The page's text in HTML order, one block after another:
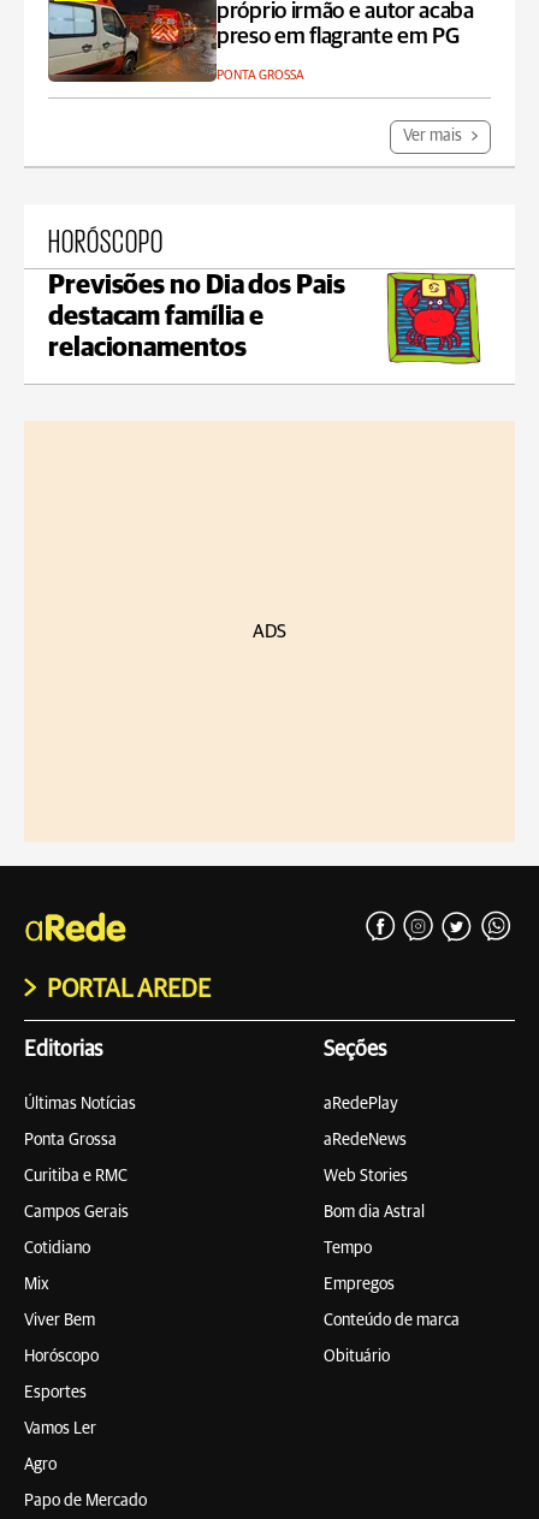
próprio irmão e autor acaba
preso em flagrante em PG
PONTA GROSSA
Ver mais
HORÓSCOPO
Previsões no Dia dos Pais
destacam família e
relacionamentos
ADS
PORTAL AREDE
Editorias
Últimas Notícias
Ponta Grossa
Curitiba e RMC
Campos Gerais
Cotidiano
Mix
Viver Bem
Horóscopo
Esportes
Vamos Ler
Agro
Papo de Mercado
Seções
aRedePlay
aRedeNews
Web Stories
Bom dia Astral
Tempo
Empregos
Conteúdo de marca
Obituário